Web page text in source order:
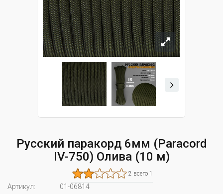
Русский паракорд 6мм (Paracord
IV-750) Олива (10 м)
2 всего 1
Артикул:
01-06814